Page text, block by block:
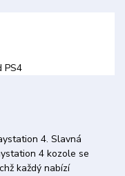
4. Slavná
4 kozole se
každý nabízí